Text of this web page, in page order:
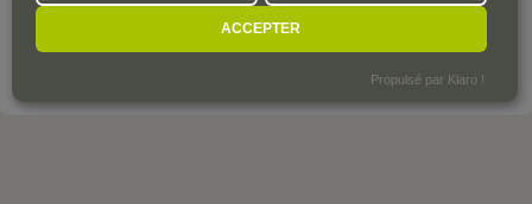
Tavel, prend la relève.
ACCEPTER
Propulsé par Klaro !